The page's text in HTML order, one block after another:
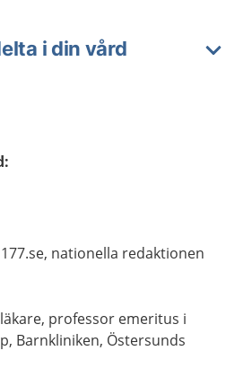
i din vård
:
nationella redaktionen
professor emeritus i
Barnkliniken, Östersunds